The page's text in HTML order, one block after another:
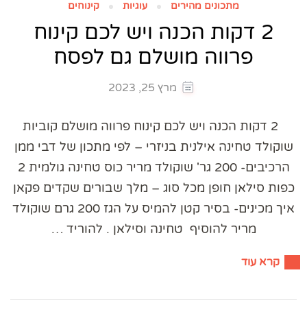
מתכונים מהירים עוגיות קינוחים
2 דקות הכנה ויש לכם קינוח
פרווה מושלם גם לפסח
מרץ 25, 2023
2 דקות הכנה ויש לכם קינוח פרווה מושלם קוביות
שוקולד טחינה אילנית בניזרי – לפי מתכון של דבי ממן
הרכיבים- 200 גר' שוקולד מריר כוס טחינה גולמית 2
כפות סילאן חופן מכל סוג – מלך שבורים שקדים פקאן
איך מכינים- בסיר קטן להמיס על הגז 200 גרם שוקולד
מריר להוסיף טחינה וסילאן . להוריד …
קרא עוד